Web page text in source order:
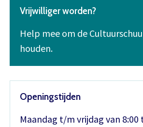
Vrijwilliger worden?
Help mee om de
houden.
Openingstijden
Maandag t/m vrijdag van 8:00